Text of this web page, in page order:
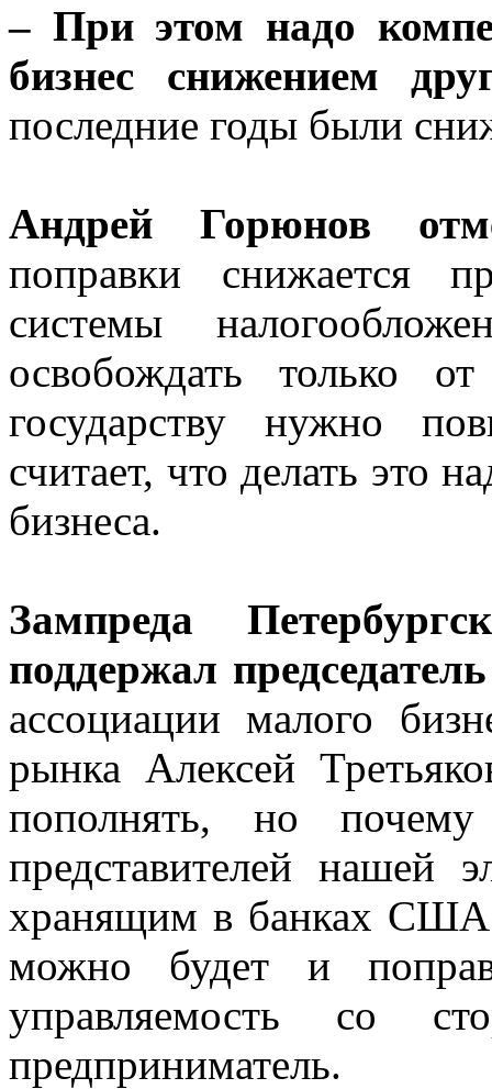
– При этом надо
бизнес снижением
последние годы были
Андрей Горюнов
поправки снижается
системы
освобождать только
государству нужно
считает, что делать это
бизнеса.
Зампреда
поддержал
ассоциации малого
рынка Алексей
пополнять, но
представителей нашей
хранящим в банках
можно будет и
управляемость со
предприниматель.